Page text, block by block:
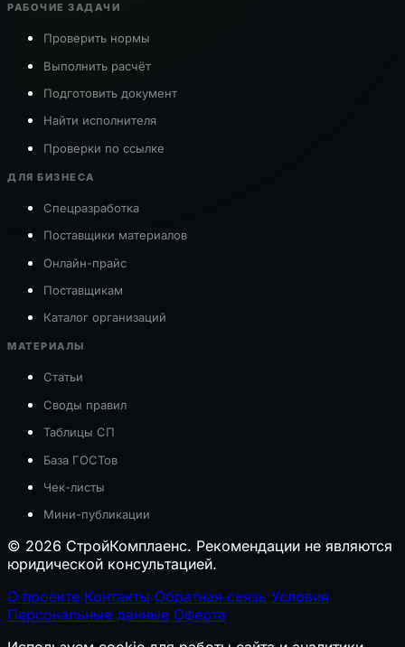
РАБОЧИЕ ЗАДАЧИ
Проверить нормы
Выполнить расчёт
Подготовить документ
Найти исполнителя
Проверки по ссылке
ДЛЯ БИЗНЕСА
Спецразработка
Поставщики материалов
Онлайн-прайс
Поставщикам
Каталог организаций
МАТЕРИАЛЫ
Статьи
Своды правил
Таблицы СП
База ГОСТов
Чек-листы
Мини-публикации
© 2026 СтройКомплаенс. Рекомендации не являются
юридической консультацией.
О проекте Контакты Обратная связь Условия
Персональные данные Оферта